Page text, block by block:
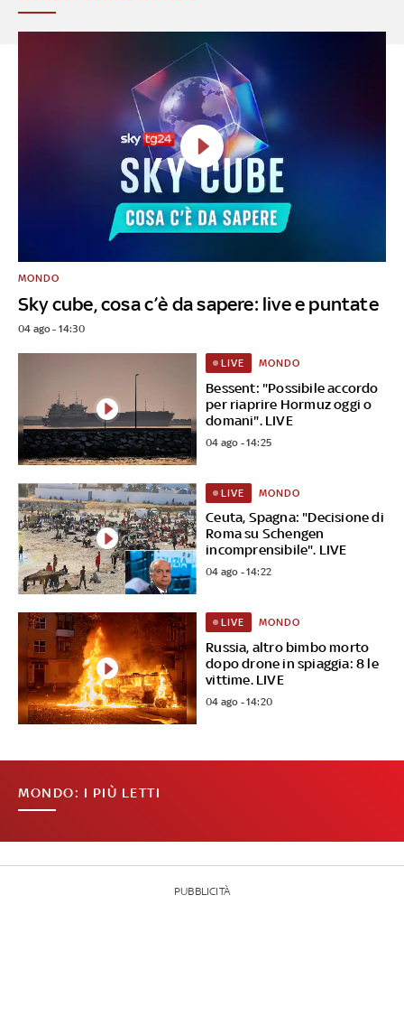
Sky cube, cosa c’è da sapere: live e puntate
MONDO
04 ago - 14:30
Bessent: "Possibile accordo
per riaprire Hormuz oggi o
domani". LIVE
LIVE MONDO
04 ago - 14:25
Ceuta, Spagna: "Decisione di
Roma su Schengen
incomprensibile". LIVE
LIVE MONDO
04 ago - 14:22
Russia, altro bimbo morto
dopo drone in spiaggia: 8 le
vittime. LIVE
LIVE MONDO
04 ago - 14:20
MONDO: I PIÙ LETTI
PUBBLICITÀ